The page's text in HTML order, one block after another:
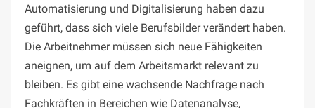
Automatisierung und Digitalisierung haben dazu
geführt, dass sich viele Berufsbilder verändert haben.
Die Arbeitnehmer müssen sich neue Fähigkeiten
aneignen, um auf dem Arbeitsmarkt relevant zu
bleiben. Es gibt eine wachsende Nachfrage nach
Fachkräften in Bereichen wie Datenanalyse,